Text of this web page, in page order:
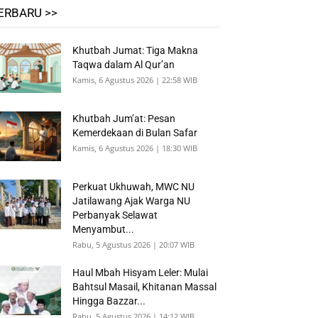
>>
Khutbah Jumat: Tiga Makna
Taqwa dalam Al Qur’an
Kamis, 6 Agustus 2026 | 22:58 WIB
Khutbah Jum’at: Pesan
Kemerdekaan di Bulan Safar
Kamis, 6 Agustus 2026 | 18:30 WIB
Perkuat Ukhuwah, MWC NU
Jatilawang Ajak Warga NU
Perbanyak Selawat
Menyambut...
Rabu, 5 Agustus 2026 | 20:07 WIB
Haul Mbah Hisyam Leler: Mulai
Bahtsul Masail, Khitanan Massal
Hingga Bazzar...